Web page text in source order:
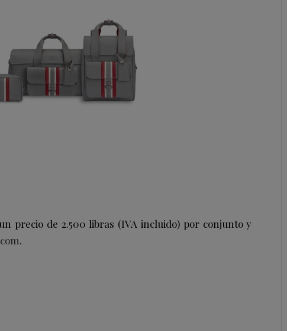
precio de 2.500 libras (IVA incluido) por conjunto y
.